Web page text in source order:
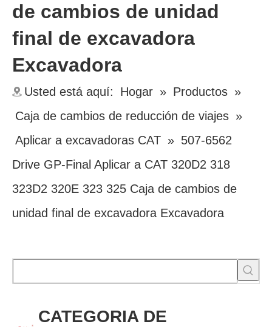
de cambios de unidad
final de excavadora
Excavadora
Usted está aquí: Hogar » Productos »
Caja de cambios de reducción de viajes »
Aplicar a excavadoras CAT » 507-6562
Drive GP-Final Aplicar a CAT 320D2 318
323D2 320E 323 325 Caja de cambios de
unidad final de excavadora Excavadora
CATEGORIA DE